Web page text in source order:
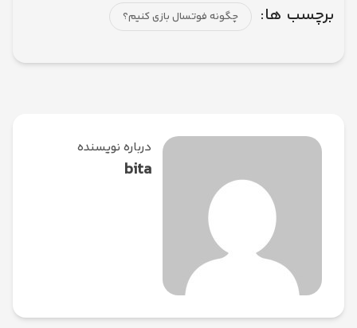
برچسب ها: چگونه فوتسال بازی کنیم؟
درباره نویسنده
bita